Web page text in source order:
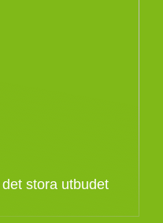
stora utbudet